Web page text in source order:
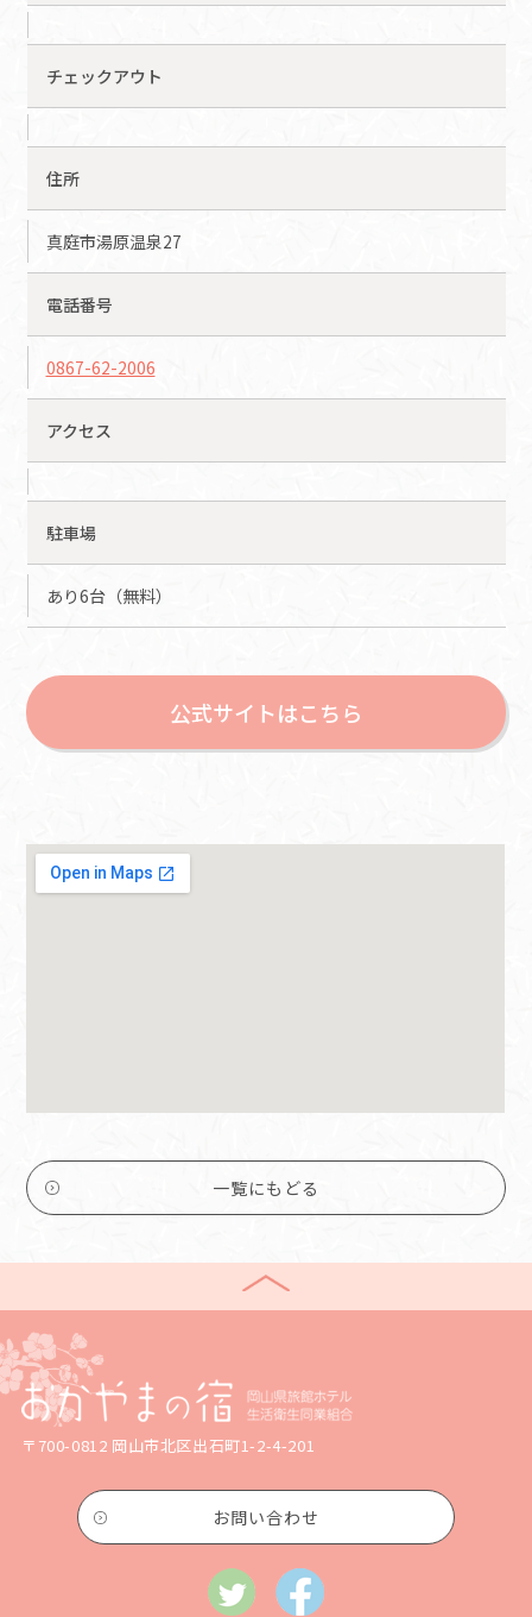
チェックアウト
住所
真庭市湯原温泉27
電話番号
0867-62-2006
アクセス
駐車場
あり6台（無料）
公式サイトはこちら
一覧にもどる
〒700-0812 岡山市北区出石町1-2-4-201
お問い合わせ